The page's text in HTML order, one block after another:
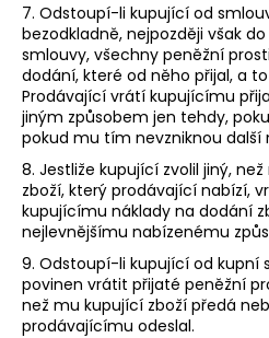
7. Odstoupí-li kupující od
bezodkladně, nejpozději však
smlouvy, všechny peněžní
dodání, které od něho přijal, a
Prodávající vrátí kupujícímu
jiným způsobem jen tehdy,
pokud mu tím nevzniknou další
8. Jestliže kupující zvolil jiný,
zboží, který prodávající nabízí,
kupujícímu náklady na dodání
nejlevnějšímu nabízenému
9. Odstoupí-li kupující od kupní
povinen vrátit přijaté peněžní
než mu kupující zboží předá
prodávajícímu odeslal.